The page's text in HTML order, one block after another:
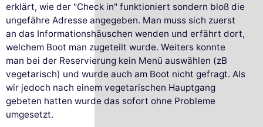
erklärt, wie der "Check in" funktioniert sondern bloß die
ungefähre Adresse angegeben. Man muss sich zuerst
an das Informationshäuschen wenden und erfährt dort,
welchem Boot man zugeteilt wurde. Weiters konnte
man bei der Reservierung kein Menü auswählen (zB
vegetarisch) und wurde auch am Boot nicht gefragt. Als
wir jedoch nach einem vegetarischen Hauptgang
gebeten hatten wurde das sofort ohne Probleme
umgesetzt.